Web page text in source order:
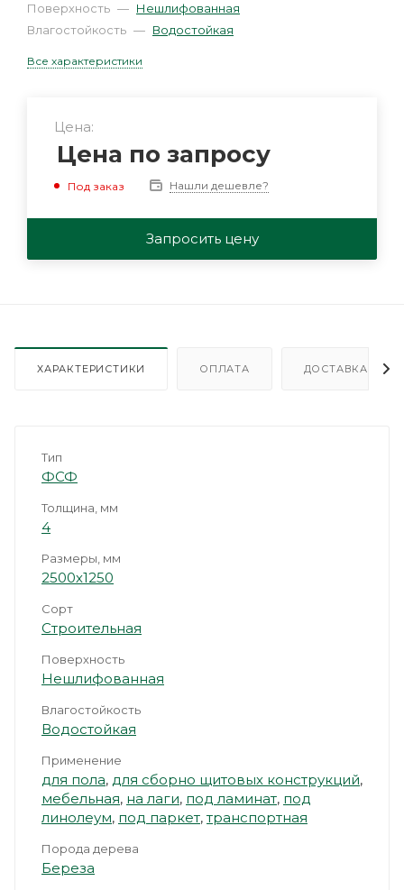
Поверхность — Нешлифованная
Влагостойкость — Водостойкая
Все характеристики
Цена:
Цена по запросу
Под заказ Нашли дешевле?
Запросить цену
ХАРАКТЕРИСТИКИ ОПЛАТА ДОСТАВКА
Тип
ФСФ
Толщина, мм
4
Размеры, мм
2500х1250
Сорт
Строительная
Поверхность
Нешлифованная
Влагостойкость
Водостойкая
Применение
для пола, для сборно щитовых конструкций,
мебельная, на лаги, под ламинат, под
линолеум, под паркет,транспортная
Порода дерева
Береза